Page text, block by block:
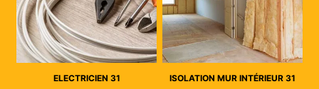
ELECTRICIEN 31 ISOLATION MUR INTÉRIEUR 31